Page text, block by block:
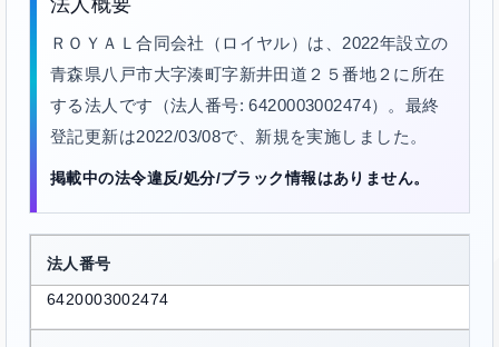
ＲＯＹＡＬ合同会社（ロイヤル）は、2022年設立の
青森県八戸市大字湊町字新井田道２５番地２に所在
する法人です（法人番号: 6420003002474）。最終
登記更新は2022/03/08で、新規を実施しました。
掲載中の法令違反/処分/ブラック情報はありません。
法人番号
6420003002474